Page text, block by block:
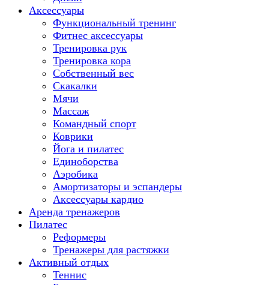
Аксессуары
Функциональный тренинг
Фитнес аксессуары
Тренировка рук
Тренировка кора
Собственный вес
Скакалки
Мячи
Массаж
Командный спорт
Коврики
Йога и пилатес
Единоборства
Аэробика
Амортизаторы и эспандеры
Аксессуары кардио
Аренда тренажеров
Пилатес
Реформеры
Тренажеры для растяжки
Активный отдых
Теннис